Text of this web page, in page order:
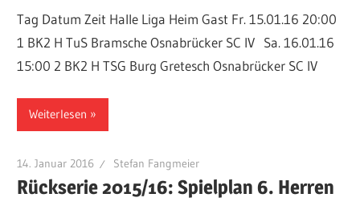
Tag Datum Zeit Halle Liga Heim Gast Fr. 15.01.16 20:00
1 BK2 H TuS Bramsche Osnabrücker SC IV Sa. 16.01.16
15:00 2 BK2 H TSG Burg Gretesch Osnabrücker SC IV
Weiterlesen
14. Januar 2016 Stefan Fangmeier
Rückserie 2015/16: Spielplan 6. Herren